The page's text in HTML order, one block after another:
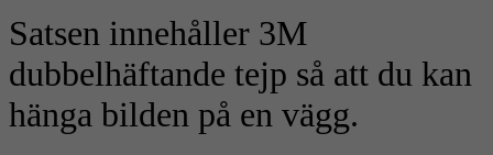
Satsen innehåller 3M
dubbelhäftande tejp så att du kan
hänga bilden på en vägg.